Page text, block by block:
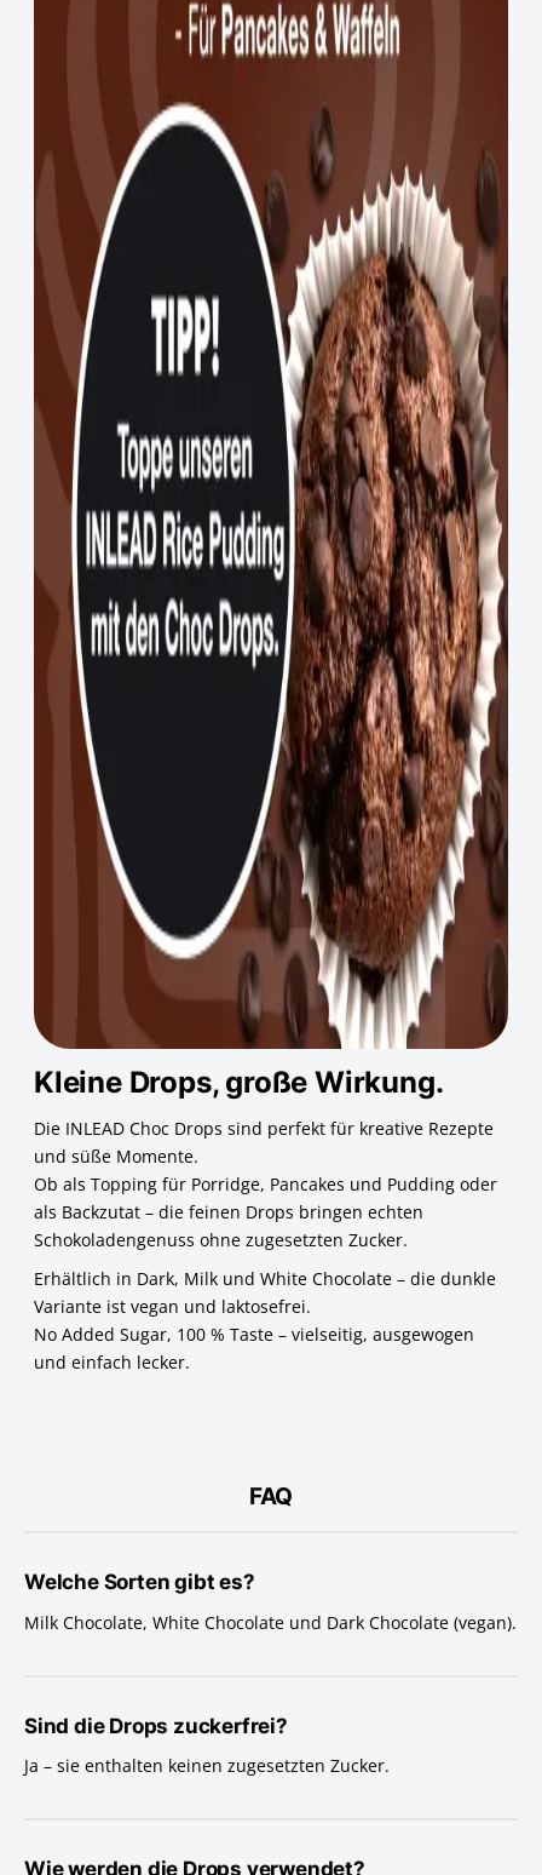
Kleine Drops, große Wirkung.
Die INLEAD Choc Drops sind perfekt für kreative Rezepte
und süße Momente.
Ob als Topping für Porridge, Pancakes und Pudding oder
als Backzutat – die feinen Drops bringen echten
Schokoladengenuss ohne zugesetzten Zucker.
Erhältlich in Dark, Milk und White Chocolate – die dunkle
Variante ist vegan und laktosefrei.
No Added Sugar, 100 % Taste – vielseitig, ausgewogen
und einfach lecker.
FAQ
Welche Sorten gibt es?
Milk Chocolate, White Chocolate und Dark Chocolate (vegan).
Sind die Drops zuckerfrei?
Ja – sie enthalten keinen zugesetzten Zucker.
Wie werden die Drops verwendet?